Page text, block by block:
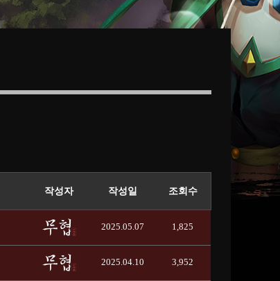
작성자 작성일 조회수
2025.05.07 1,825
2025.04.10 3,952